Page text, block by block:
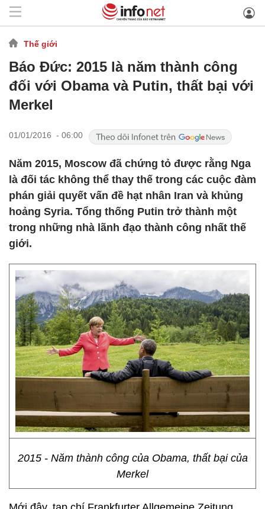
Thế giới
Báo Đức: 2015 là năm thành công
đối với Obama và Putin, thất bại với
Merkel
01/01/2016 - 06:00
Năm 2015, Moscow đã chứng tỏ được rằng Nga
là đối tác không thể thay thế trong các cuộc đàm
phán giải quyết vấn đề hạt nhân Iran và khủng
hoảng Syria. Tổng thống Putin trở thành một
trong những nhà lãnh đạo thành công nhất thế
giới.
2015 - Năm thành công của Obama, thất bại của
Merkel